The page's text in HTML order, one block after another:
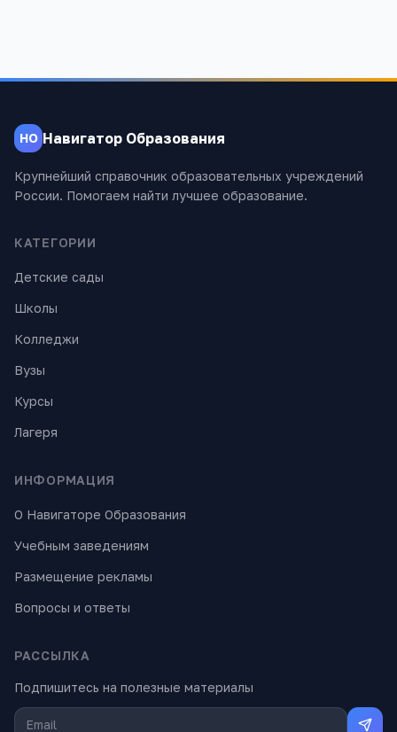
НО Навигатор Образования
Крупнейший справочник образовательных учреждений
России. Помогаем найти лучшее образование.
КАТЕГОРИИ
Детские сады
Школы
Колледжи
Вузы
Курсы
Лагеря
ИНФОРМАЦИЯ
О Навигаторе Образования
Учебным заведениям
Размещение рекламы
Вопросы и ответы
РАССЫЛКА
Подпишитесь на полезные материалы